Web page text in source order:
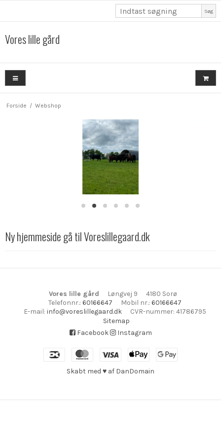
Søg
Vores lille gård
Forside / Webshop
Ny hjemmeside gå til Voreslillegaard.dk
Vores lille gård Løngvej 9
4180 Sorø
Telefonnr.: 60166647 Mobil nr.: 60166647
E-mail: info@voreslillegaard.dk CVR-nummer: 41786795
Sitemap
Facebook
Instagram
Skabt med ♥ af DanDomain